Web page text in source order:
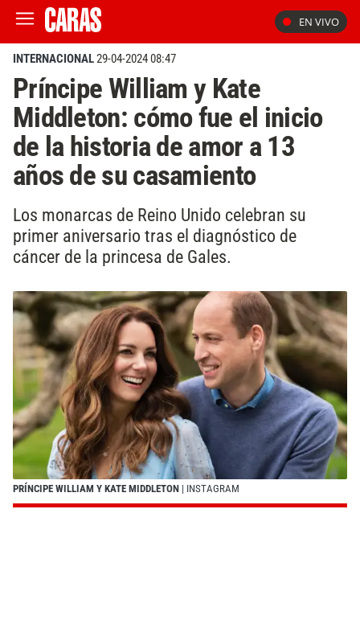
EN VIVO
INTERNACIONAL29-04-2024 08:47
Príncipe William y Kate
Middleton: cómo fue el inicio
de la historia de amor a 13
años de su casamiento
Los monarcas de Reino Unido celebran su
primer aniversario tras el diagnóstico de
cáncer de la princesa de Gales.
PRÍNCIPE WILLIAM Y KATE MIDDLETON | INSTAGRAM